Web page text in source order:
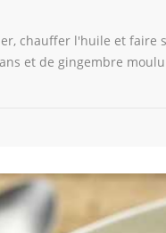
chauffer l'huile et faire
et de gingembre